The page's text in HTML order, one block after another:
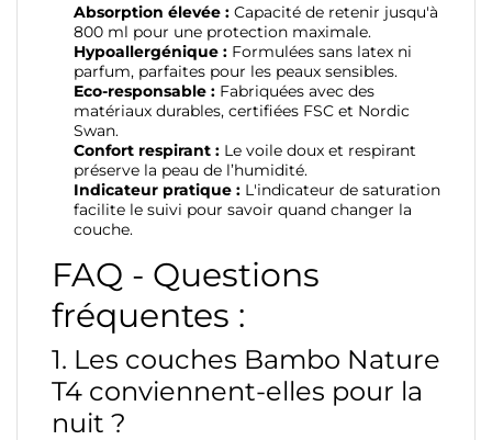
Absorption élevée : Capacité de retenir jusqu'à
800 ml pour une protection maximale.
Hypoallergénique : Formulées sans latex ni
parfum, parfaites pour les peaux sensibles.
Eco-responsable : Fabriquées avec des
matériaux durables, certifiées FSC et Nordic
Swan.
Confort respirant : Le voile doux et respirant
préserve la peau de l’humidité.
Indicateur pratique : L'indicateur de saturation
facilite le suivi pour savoir quand changer la
couche.
FAQ - Questions
fréquentes :
1. Les couches Bambo Nature
T4 conviennent-elles pour la
nuit ?